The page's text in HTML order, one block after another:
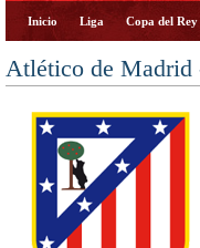
Inicio Liga Copa del Rey
Atlético de Madrid